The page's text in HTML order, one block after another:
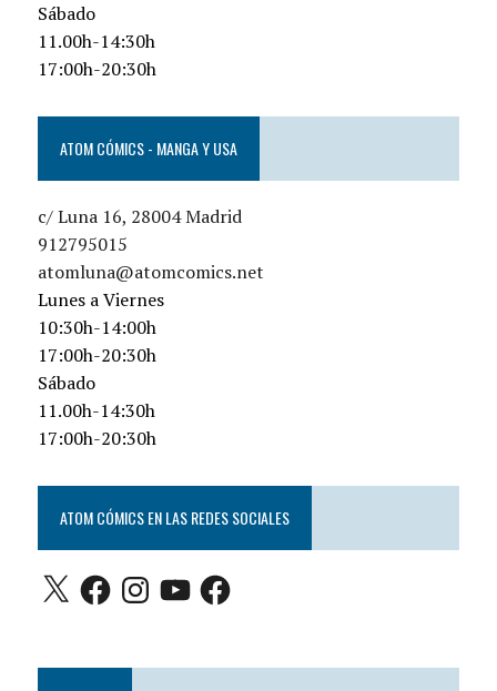
Sábado
11.00h-14:30h
17:00h-20:30h
ATOM CÓMICS - MANGA Y USA
c/ Luna 16, 28004 Madrid
912795015
atomluna@atomcomics.net
Lunes a Viernes
10:30h-14:00h
17:00h-20:30h
Sábado
11.00h-14:30h
17:00h-20:30h
ATOM CÓMICS EN LAS REDES SOCIALES